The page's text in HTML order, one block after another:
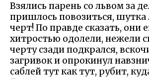
Взялись парень со львом за
пришлось повозиться, шутка
черт! По правде сказать, они
хитростью одолели, нежели
черту сзади подкрался,
загривок и опрокинул
саблей тут как тут, рубит,